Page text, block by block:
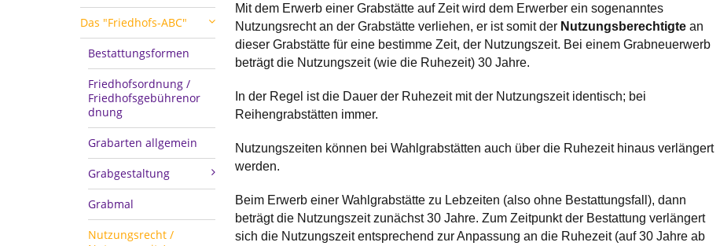
Das "Friedhofs-ABC"
Bestattungsformen
Friedhofsordnung /
Friedhofsgebührenor
dnung
Grabarten allgemein
Grabgestaltung
Grabmal
Nutzungsrecht /
Mit dem Erwerb einer Grabstätte auf Zeit wird dem Erwerber ein sogenanntes
Nutzungsrecht an der Grabstätte verliehen, er ist somit der Nutzungsberechtigte an
dieser Grabstätte für eine bestimme Zeit, der Nutzungszeit. Bei einem Grabneuerwerb
beträgt die Nutzungszeit (wie die Ruhezeit) 30 Jahre.
In der Regel ist die Dauer der Ruhezeit mit der Nutzungszeit identisch; bei
Reihengrabstätten immer.
Nutzungszeiten können bei Wahlgrabstätten auch über die Ruhezeit hinaus verlängert
werden.
Beim Erwerb einer Wahlgrabstätte zu Lebzeiten (also ohne Bestattungsfall), dann
beträgt die Nutzungszeit zunächst 30 Jahre. Zum Zeitpunkt der Bestattung verlängert
sich die Nutzungszeit entsprechend zur Anpassung an die Ruhezeit (auf 30 Jahre ab